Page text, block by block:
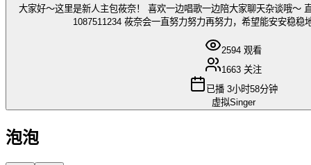
大家好～这里是新人主包莜奈！ 喜欢一边唱歌一边陪大家聊天杂谈哦～
1087511234 莜奈会一直努力努力再努力，希望能安安稳稳
2594 观看
1663 关注
已播 3小时58分钟
虚拟Singer
泡泡